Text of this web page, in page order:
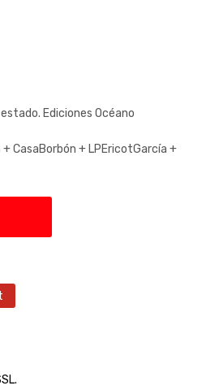
Ediciones Océano
+CasaBorbón + LPEricotGarcía +